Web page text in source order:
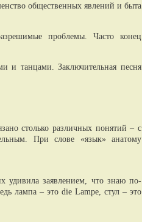
общественных явлений и быта
проблемы. Часто конец
и танцами. Заключительная песня
столько различных понятий – с
При слове «язык» анатому
удивила заявлением, что знаю по-
лампа – это die Lampe, стул – это